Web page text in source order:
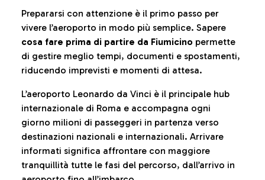
Prepararsi con attenzione è il primo passo per
vivere l’aeroporto in modo più semplice. Sapere
cosa fare prima di partire da Fiumicino permette
di gestire meglio tempi, documenti e spostamenti,
riducendo imprevisti e momenti di attesa.
L’aeroporto Leonardo da Vinci è il principale hub
internazionale di Roma e accompagna ogni
giorno milioni di passeggeri in partenza verso
destinazioni nazionali e internazionali. Arrivare
informati significa affrontare con maggiore
tranquillità tutte le fasi del percorso, dall’arrivo in